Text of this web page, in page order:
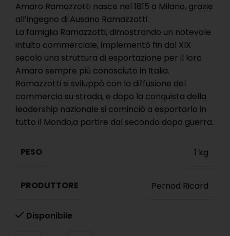
Amaro Ramazzotti nasce nel 1815 a Milano, grazie
all’ingegno di Ausano Ramazzotti.
La famiglia Ramazzotti, dimostrando un notevole
intuito commerciale, implementò fin dal XIX
secolo una struttura di esportazione per il loro
Amaro sempre più conosciuto in Italia.
Ramazzotti si sviluppò con la diffusione del
commercio su strada, e dopo la conquista della
leadership nazionale si cominciò a esportarlo in
tutto il Mondo,a partire dal secondo dopo guerra.
PESO 1 kg
PRODUTTORE Pernod Ricard
Disponibile